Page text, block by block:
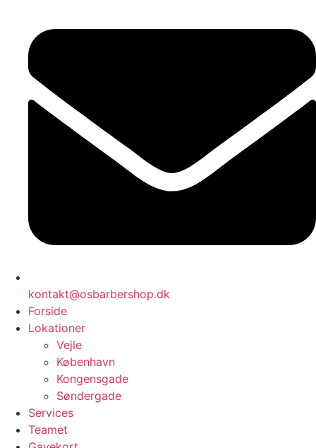
kontakt@osbarbershop.dk
Forside
Lokationer
Vejle
København
Kongensgade
Søndergade
Services
Teamet